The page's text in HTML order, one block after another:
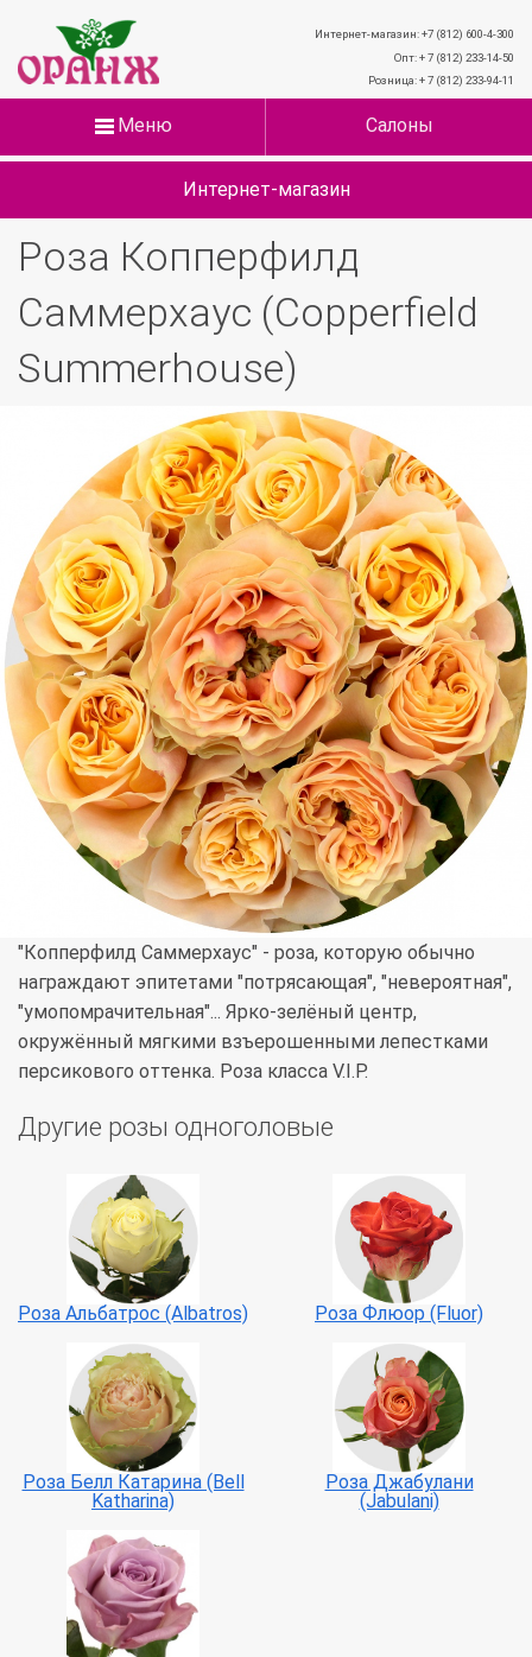
Интернет-магазин: +7 (812) 600-4-300
Опт: + 7 (812) 233-14-50
Розница: + 7 (812) 233-94-11
Меню Салоны
Интернет-магазин
Роза Копперфилд
Саммерхаус (Copperfield
Summerhouse)
"Копперфилд Саммерхаус" - роза, которую обычно
награждают эпитетами "потрясающая", "невероятная",
"умопомрачительная"... Ярко-зелёный центр,
окружённый мягкими взъерошенными лепестками
персикового оттенка. Роза класса V.I.P.
Другие розы одноголовые
Роза Альбатрос (Albatros) Роза Флюор (Fluor)
Роза Белл Катарина (Bell
Katharina)
Роза Джабулани
(Jabulani)